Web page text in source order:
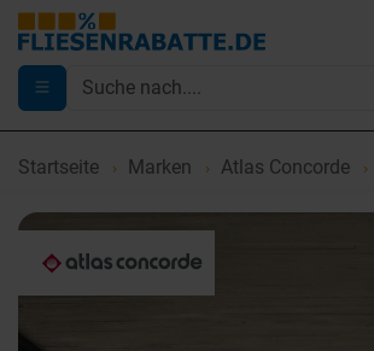
Startseite Marken Atlas Concorde